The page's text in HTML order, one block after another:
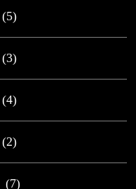
(5)
(3)
(4)
(2)
(7)